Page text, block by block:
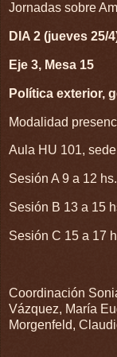
Jornadas sobre
DIA 2 (jueves 25/
Eje 3, Mesa 15
Política exterior,
Modalidad
Aula HU 101,
Sesión A 9 a 12 hs.
Sesión B 13 a 15
Sesión C 15 a 17
Coordinación
Vázquez, María
Morgenfeld,